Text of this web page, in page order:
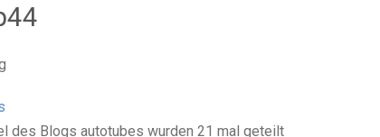
des Blogs autotubes wurden 21 mal geteilt